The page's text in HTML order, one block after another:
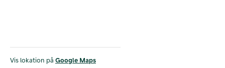
Vis lokation på Google Maps